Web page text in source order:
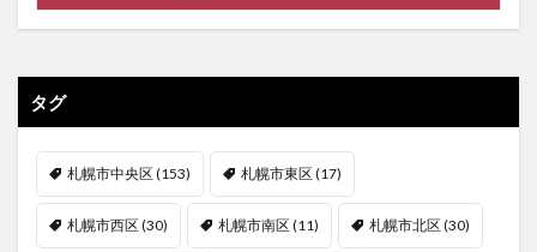
タグ
札幌市中央区(153) 札幌市東区(17)
札幌市西区(30) 札幌市南区(11) 札幌市北区(30)